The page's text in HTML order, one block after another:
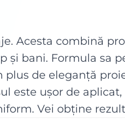
Acesta combină
bani. Formula sa
de eleganță
este ușor de
Vei obține